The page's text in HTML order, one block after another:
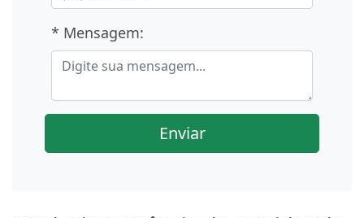
* Mensagem:
Enviar